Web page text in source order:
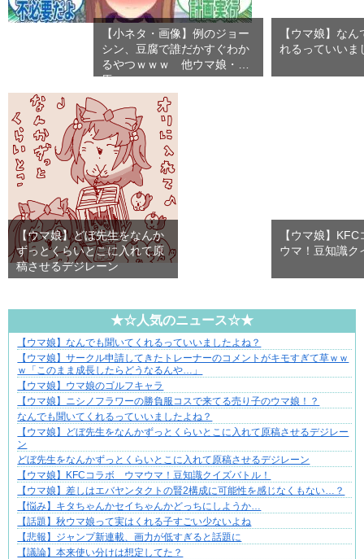
【小ネタ・画像】例のジョー
シン、豆腐で誰だかすぐわか
るやつｗｗｗ 他ウマ娘・競
馬…
【ウマ娘】な
れるっていいま
【ウマ娘】どぼ先生をなんか
ずっとくらいとこに入れて原
稿させるデジレーン
【ウマ娘】
ウマ！豆知識ク
★☆人気のニュース☆★
先輩と後輩、距離が変わった日から始まる恋
【ウマ娘】なんでも聞いてくれるっていいましたよね？
【ウマ娘】サークル申請してきたトレーナーのコメントがキモすぎて草ｗｗ
ｗ「このまま成長したらどうなるんや…」
【ウマ娘】ウマ娘のゴルフキャラ
【ウマ娘】ニシノフラワーの勝負服コスで来てる売り子のウマ娘！？
なんでも聞いてくれるっていいましたよね？
【ウマ娘】どぼ先生をなんかずっとくらいとこに入れて原稿させるデジレー
ン
どぼ先生をなんかずっとくらいとこに入れて原稿させるデジレーン
【ウマ娘】KFCコラボ ウマウマ！豆知識クイズバトル！
【ウマ娘】差しはエバヤンタクトの賢2構成に可能性を感じなくもない…？
【悩み】キタちゃんかセイちゃんかどっちにしようか…
【話題】秋ウマ娘って実はくれる子すごい少ないよね
【悲報】ジャンプ新連載、画力が低すぎると話題に
【議論】本来使い分けは想定してた？